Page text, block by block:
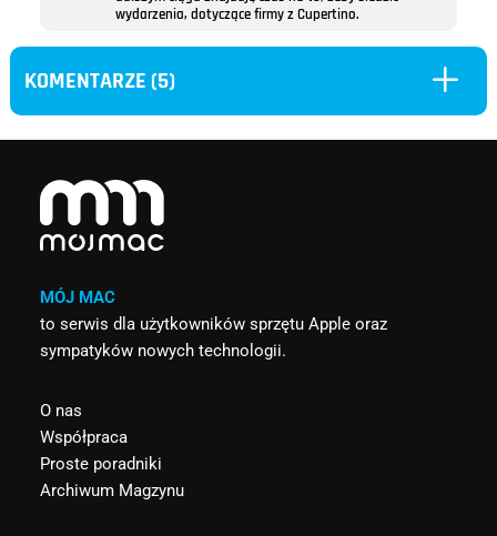
wydarzenia, dotyczące firmy z Cupertino.
KOMENTARZE (5) L
MÓJ MAC
to serwis dla użytkowników sprzętu Apple oraz
sympatyków nowych technologii.
O nas
Współpraca
Proste poradniki
Archiwum Magzynu